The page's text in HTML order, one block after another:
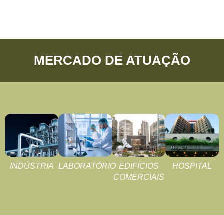
MERCADO DE ATUAÇÃO
INDÚSTRIA LABORATÓRIO EDIFÍCIOS
COMERCIAIS
HOSPITAL